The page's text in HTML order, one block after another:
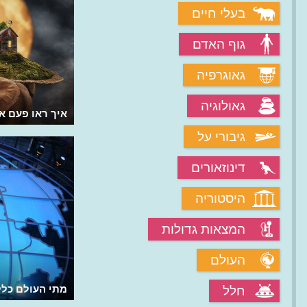
בעלי חיים
גוף האדם
גאוגרפיה
גאולוגיה
גיבורי על
דינוזאורים
היסטוריה
המצאות גדולות
העולם
חלל
איך ראו פעם
מתי העולם
מהי ההכחדה האחרונה שהייתה בכדור
הארץ?
מה הייתה הכחדת הפרם של כדור הארץ?